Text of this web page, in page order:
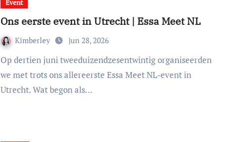
Event
Ons eerste event in Utrecht | Essa Meet NL
Kimberley jun 28, 2026
Op dertien juni tweeduizendzesentwintig organiseerden
we met trots ons allereerste Essa Meet NL-event in
Utrecht. Wat begon als…